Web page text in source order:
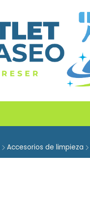
Accesorios de limpieza